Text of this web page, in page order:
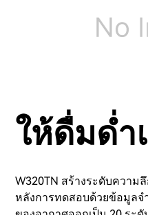
ให้ดื่มด่ำ
W320TN สร้างระดับความ
หลังการทดสอบด้วยข้อมูลจ